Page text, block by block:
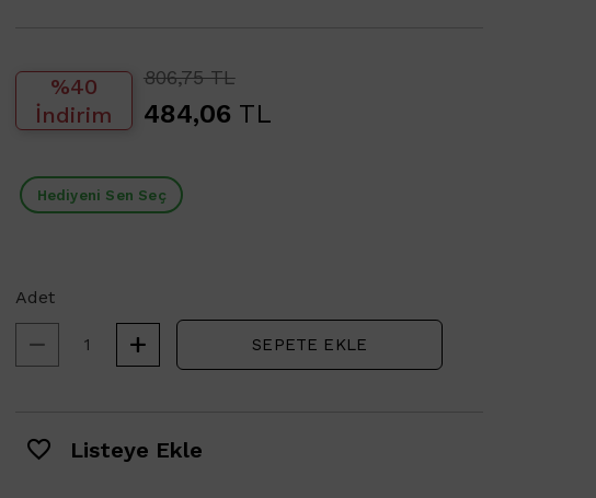
%40
İndirim
806,75 TL
484,06 TL
Hediyeni Sen Seç
Adet
SEPETE EKLE
Listeye Ekle